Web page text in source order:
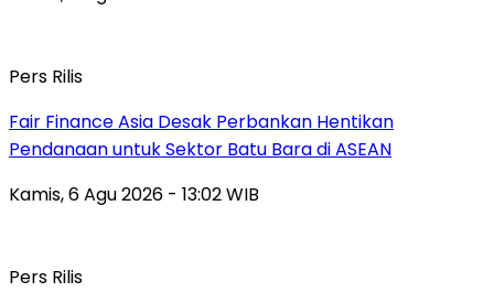
Pers Rilis
Fair Finance Asia Desak Perbankan Hentikan
Pendanaan untuk Sektor Batu Bara di ASEAN
Kamis, 6 Agu 2026 - 13:02 WIB
Pers Rilis